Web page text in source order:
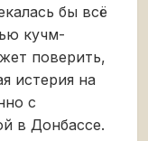
бы всё
кучм-
поверить,
истерия на
с
в Донбассе.